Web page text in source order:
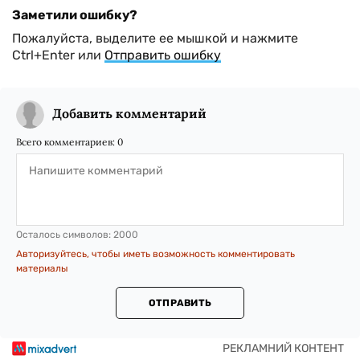
Заметили ошибку?
Пожалуйста, выделите ее мышкой и нажмите
Ctrl+Enter или Отправить ошибку
Добавить комментарий
Всего комментариев: 0
Осталось символов: 2000
Авторизуйтесь, чтобы иметь возможность комментировать
материалы
ОТПРАВИТЬ